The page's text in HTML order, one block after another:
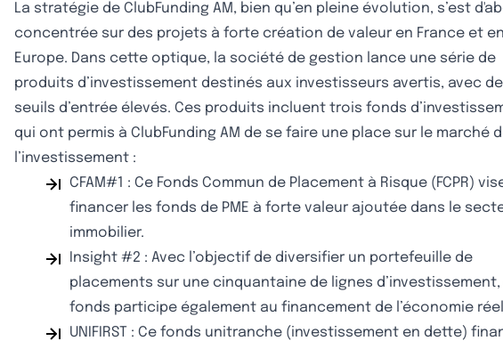
La stratégie de ClubFunding AM, bien qu’en pleine évolution, s’est
concentrée sur des projets à forte création de valeur en France et en
Europe. Dans cette optique, la société de gestion lance une série de
produits d’investissement destinés aux investisseurs avertis, avec
seuils d’entrée élevés. Ces produits incluent trois fonds
qui ont permis à ClubFunding AM de se faire une place sur le marché
l’investissement :
CFAM#1 : Ce Fonds Commun de Placement à Risque (FCPR)
financer les fonds de PME à forte valeur ajoutée dans le
immobilier.
Insight #2 : Avec l’objectif de diversifier un portefeuille de
placements sur une cinquantaine de lignes
fonds participe également au financement de l’économie
UNIFIRST : Ce fonds unitranche (investissement en dette)